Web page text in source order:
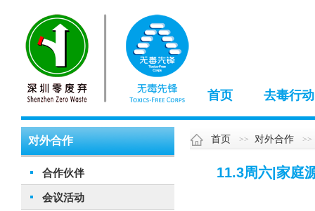
首页 去毒行动
对外合作
合作伙伴
会议活动
首页 对外合作
11.3周六|家庭